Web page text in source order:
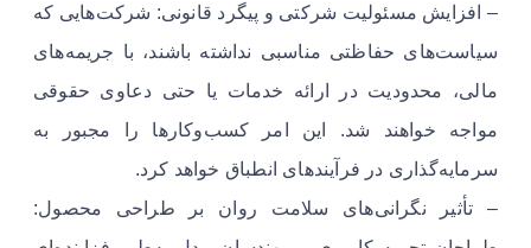
– افزایش مسئولیت شرکتی و پیگرد قانونی: شرکت‌هایی که
سیاست‌های حفاظتی مناسبی نداشته باشند، با جریمه‌های
مالی، محدودیت در ارائه خدمات یا حتی دعاوی حقوقی
مواجه خواهند شد. این امر کسب‌وکارها را مجبور به
سرمایه‌گذاری در فرآیندهای انطباق خواهد کرد.
– تأثیر نگرانی‌های سلامت روان بر طراحی محصول: